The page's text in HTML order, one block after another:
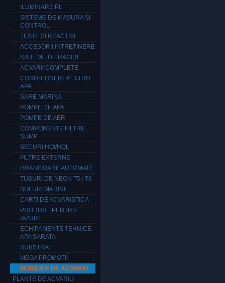
ILUMINARE PL
SISTEME DE MASURA SI
CONTROL
TESTE SI REACTIVI
ACCESORII INTRETINERE
SISTEME DE RACIRE
ACVARII COMPLETE
CONDITIONERI PENTRU
APA
SARE MARINA
POMPE DE APA
POMPE DE AER
COMPONENTE FILTRE
SUMP
BECURI HQI/HQL
FILTRE EXTERNE
HRANITOARE AUTOMATE
TUBURI DE NEON T5 / T8
SOLURI MARINE
CARTI DE ACVARISTICA
PRODUSE PENTRU
IAZURI
ECHIPAMENTE TEHNICE
APA SARATA
SUBSTRAT
MEGA PROMOTII
MOBILIER DE ACVARIU
PLANTE DE ACVARIU